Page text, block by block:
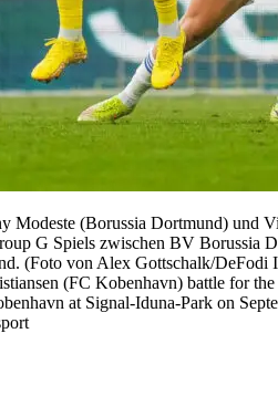
Modeste (Borussia Dortmund) und
G Spiels zwischen BV Borussia
(Foto von Alex Gottschalk/
(FC Kobenhavn) battle for
at Signal-Iduna-Park on